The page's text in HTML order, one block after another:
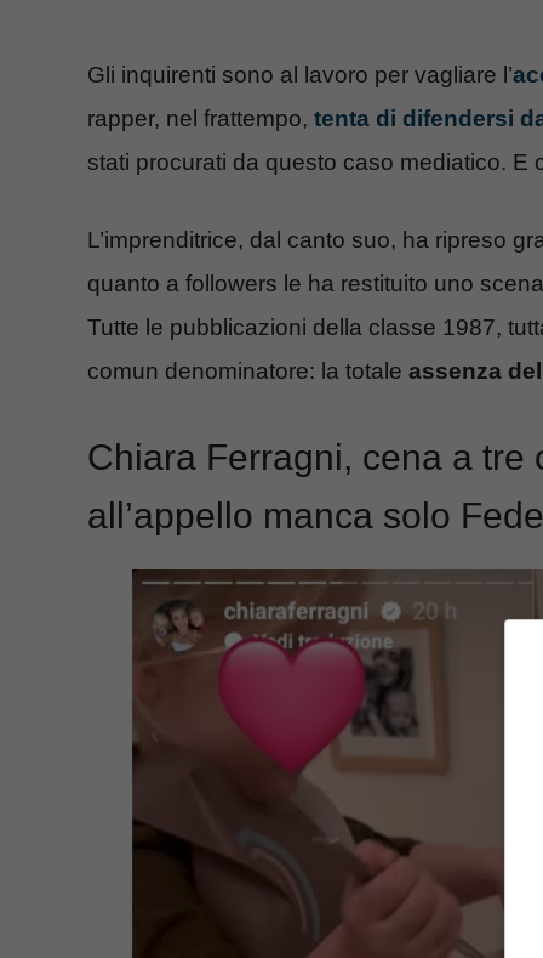
Gli inquirenti sono al lavoro per vagliare l’
rapper, nel frattempo, tenta di difendersi
stati procurati da questo caso mediatico.
L’imprenditrice, dal canto suo, ha ripreso
quanto a followers le ha restituito uno
Tutte le pubblicazioni della classe 1987,
comun denominatore: la totale assenza
Chiara Ferragni, cena a tre
all’appello manca solo